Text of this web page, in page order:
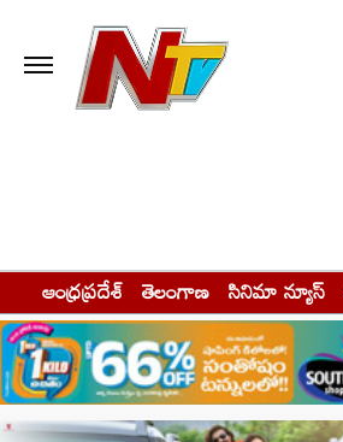
ఆంధ్రప్రదేశ్ తెలంగాణ సినిమా న్యూస్